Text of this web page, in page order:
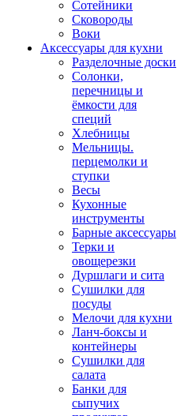
Сотейники
Сковороды
Воки
Аксессуары для кухни
Разделочные доски
Солонки,
перечницы и
ёмкости для
специй
Хлебницы
Мельницы.
перцемолки и
ступки
Весы
Кухонные
инструменты
Барные аксессуары
Терки и
овощерезки
Дуршлаги и сита
Сушилки для
посуды
Мелочи для кухни
Ланч-боксы и
контейнеры
Сушилки для
салата
Банки для
сыпучих